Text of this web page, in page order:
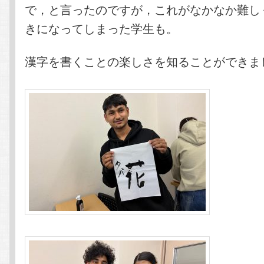
で，と言ったのですが，これがなかなか難
きになってしまった学生も。
漢字を書くことの楽しさを知ることができ